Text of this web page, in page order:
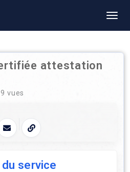
attestation
vues
E‑mailCopier le lien
service